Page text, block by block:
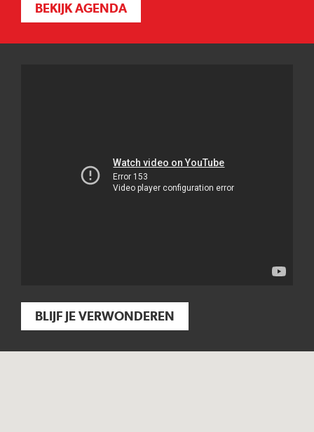
BEKIJK AGENDA
BLIJF JE VERWONDEREN